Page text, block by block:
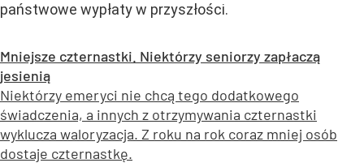
państwowe wypłaty w przyszłości.
Mniejsze czternastki. Niektórzy seniorzy zapłaczą
jesienią
Niektórzy emeryci nie chcą tego dodatkowego
świadczenia, a innych z otrzymywania czternastki
wyklucza waloryzacja. Z roku na rok coraz mniej osób
dostaje czternastkę.